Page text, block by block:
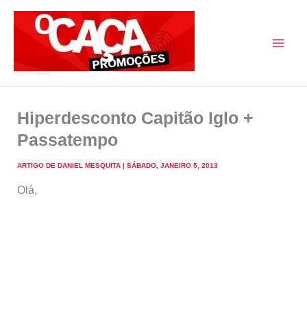
Hiperdesconto Capitão Iglo +
Passatempo
ARTIGO DE DANIEL MESQUITA | SÁBADO, JANEIRO 5, 2013
Olá,